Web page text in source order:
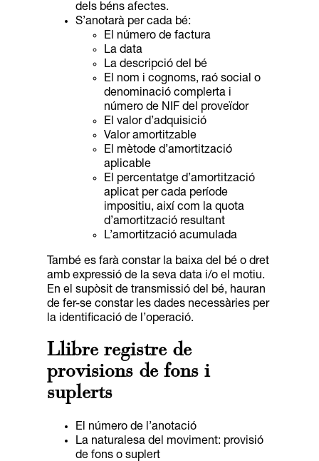
dels béns afectes.
S’anotarà per cada bé:
El número de factura
La data
La descripció del bé
El nom i cognoms, raó social o
denominació complerta i
número de NIF del proveïdor
El valor d’adquisició
Valor amortitzable
El mètode d’amortització
aplicable
El percentatge d’amortització
aplicat per cada període
impositiu, així com la quota
d’amortització resultant
L’amortització acumulada
També es farà constar la baixa del bé o dret
amb expressió de la seva data i/o el motiu.
En el supòsit de transmissió del bé, hauran
de fer-se constar les dades necessàries per
la identificació de l’operació.
Llibre registre de
provisions de fons i
suplerts
El número de l’anotació
La naturalesa del moviment: provisió
de fons o suplert